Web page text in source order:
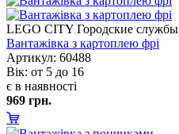
LEGO CITY Городские службы
антажівка з картоплею фрі
Артикул: 60488
ік: от 5 до 16
є в наявності
969 грн.